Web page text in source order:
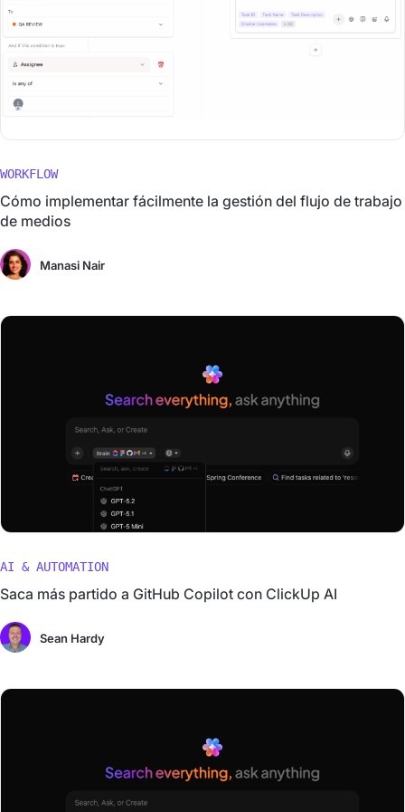
WORKFLOW
Cómo implementar fácilmente la gestión del flujo de trabajo
de medios
Manasi Nair
AI & AUTOMATION
Saca más partido a GitHub Copilot con ClickUp AI
Sean Hardy